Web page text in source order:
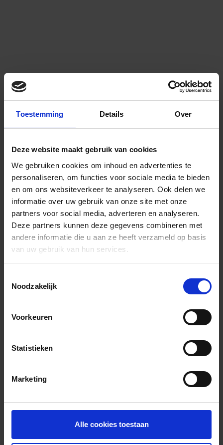
Toestemming Details Over
Deze website maakt gebruik van cookies
We gebruiken cookies om inhoud en advertenties te
personaliseren, om functies voor sociale media te bieden
en om ons websiteverkeer te analyseren. Ook delen we
informatie over uw gebruik van onze site met onze
partners voor social media, adverteren en analyseren.
Deze partners kunnen deze gegevens combineren met
andere informatie die u aan ze heeft verzameld op basis
van uw gebruik van hun services.
Noodzakelijk
Voorkeuren
Statistieken
Marketing
Alle cookies toestaan